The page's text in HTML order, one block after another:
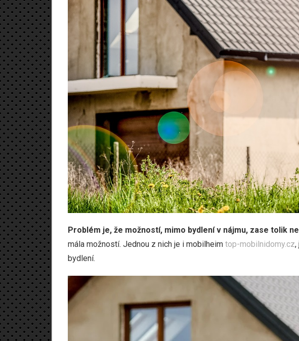
Problém je, že možností, mimo bydlení v nájmu, zase tolik
mála možností. Jednou z nich je i mobilheim top-mobilnidomy.cz,
bydlení.